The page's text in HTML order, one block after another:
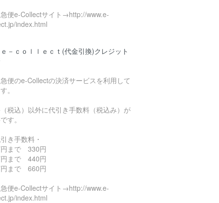
便e-Collectサイト→http://www.e-
index.html
－ｃｏｌｌｅｃｔ(代金引換)クレジット
便のe-Collectの決済サービスを利用して
。
税込）以外に代引き手数料（税込み）が
す。
引き手数料・
まで 330円
円まで 440円
まで 660円
便e-Collectサイト→http://www.e-
index.html